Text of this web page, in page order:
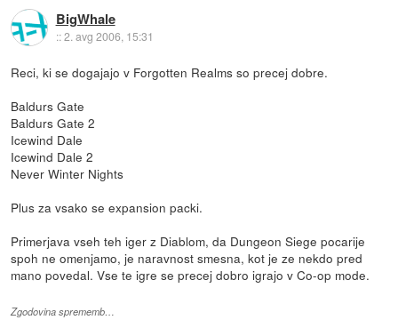
BigWhale
::2. avg 2006, 15:31
Reci, ki se dogajajo v Forgotten Realms so precej dobre.
Baldurs Gate
Baldurs Gate 2
Icewind Dale
Icewind Dale 2
Never Winter Nights
Plus za vsako se expansion packi.
Primerjava vseh teh iger z Diablom, da Dungeon Siege pocarije
spoh ne omenjamo, je naravnost smesna, kot je ze nekdo pred
mano povedal. Vse te igre se precej dobro igrajo v Co-op mode.
Zgodovina sprememb…